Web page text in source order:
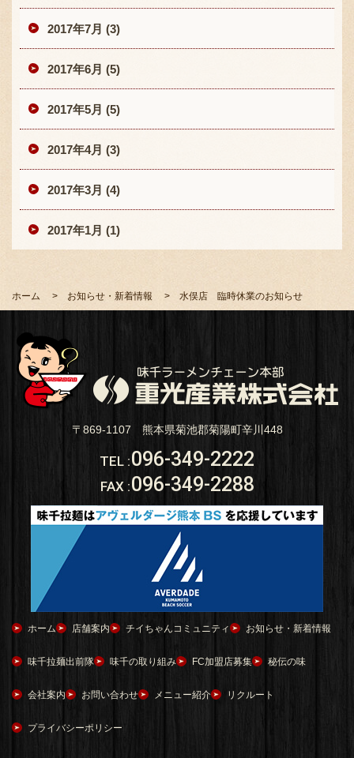
2017年7月 (3)
2017年6月 (5)
2017年5月 (5)
2017年4月 (3)
2017年3月 (4)
2017年1月 (1)
ホーム お知らせ・新着情報 水俣店 臨時休業のお知らせ
〒869-1107 熊本県菊池郡菊陽町辛川448
TEL :096-349-2222
FAX :096-349-2288
ホーム 店舗案内 チイちゃんコミュニティ お知らせ・新着情報
味千拉麺出前隊 味千の取り組み FC加盟店募集 秘伝の味
会社案内 お問い合わせ メニュー紹介 リクルート
プライバシーポリシー